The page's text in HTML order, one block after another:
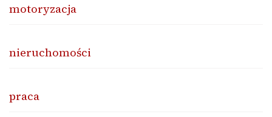
motoryzacja
nieruchomości
praca